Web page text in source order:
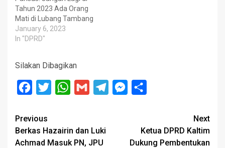
Tahun 2023 Ada Orang
Mati di Lubang Tambang
January 6, 2023
In "DPRD"
Silakan Dibagikan
Facebook
Twitter WhatsApp
Gmail TelegramMessenger
Post
navigation
Previous
Berkas Hazairin dan Luki
Achmad Masuk PN, JPU
Next
Ketua DPRD Kaltim
Dukung Pembentukan